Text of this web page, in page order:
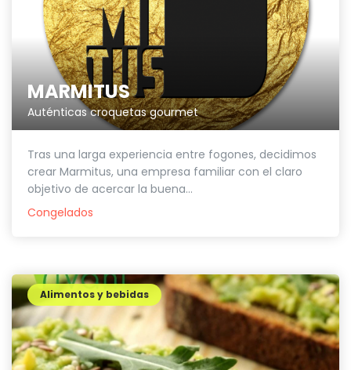
MARMITUS
Auténticas croquetas gourmet
Tras una larga experiencia entre fogones, decidimos
crear Marmitus, una empresa familiar con el claro
objetivo de acercar la buena...
Congelados
Alimentos y bebidas